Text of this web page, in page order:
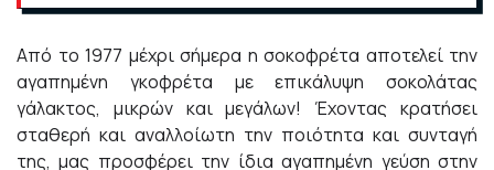
Από το 1977 μέχρι σήμερα η σοκοφρέτα αποτελεί την
αγαπημένη γκοφρέτα με επικάλυψη σοκολάτας
γάλακτος, μικρών και μεγάλων! Έχοντας κρατήσει
σταθερή και αναλλοίωτη την ποιότητα και συνταγή
της, μας προσφέρει την ίδια αγαπημένη γεύση στην